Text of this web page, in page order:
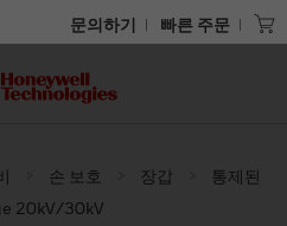
문의하기 빠른 주문
손 보호 장갑
통제된
20kV/30kV